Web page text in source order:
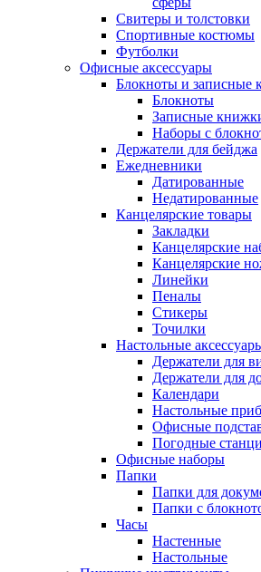
Свитеры и толстовки
Спортивные костюмы
Футболки
Офисные аксессуары
Блокноты и записные
Блокноты
Записные
Наборы с
Держатели для бейджа
Ежедневники
Датированные
Недатированные
Канцелярские товары
Закладки
Канцелярские
Канцелярские
Линейки
Пеналы
Стикеры
Точилки
Настольные
Держатели для
Держатели для
Календари
Настольные
Офисные
Погодные
Офисные наборы
Папки
Папки для
Папки с
Часы
Настенные
Настольные